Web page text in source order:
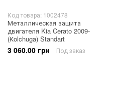
Код товара: 1002478
Металлическая защита
двигателя Kia Cerato 2009-
(Кolchuga) Standart
3 060.00 грн Под заказ